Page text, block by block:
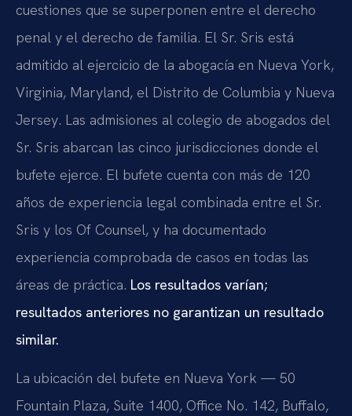
cuestiones que se superponen entre el derecho
penal y el derecho de familia. El Sr. Sris está
admitido al ejercicio de la abogacía en Nueva York,
Virginia, Maryland, el Distrito de Columbia y Nueva
Jersey. Las admisiones al colegio de abogados del
Sr. Sris abarcan las cinco jurisdicciones donde el
bufete ejerce. El bufete cuenta con más de 120
años de experiencia legal combinada entre el Sr.
Sris y los Of Counsel, y ha documentado
experiencia comprobada de casos en todas las
áreas de práctica. Los resultados varían;
resultados anteriores no garantizan un resultado
similar.
La ubicación del bufete en Nueva York — 50
Fountain Plaza, Suite 1400, Office No. 142, Buffalo,